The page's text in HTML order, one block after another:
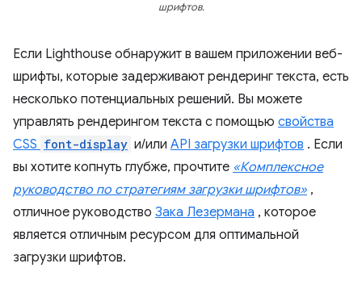
шрифтов.
Если Lighthouse обнаружит в вашем приложении веб-
шрифты, которые задерживают рендеринг текста, есть
несколько потенциальных решений. Вы можете
управлять рендерингом текста с помощью свойства
CSS font-display и/или API загрузки шрифтов . Если
вы хотите копнуть глубже, прочтите «Комплексное
руководство по стратегиям загрузки шрифтов» ,
отличное руководство Зака ​​Лезермана , которое
является отличным ресурсом для оптимальной
загрузки шрифтов.